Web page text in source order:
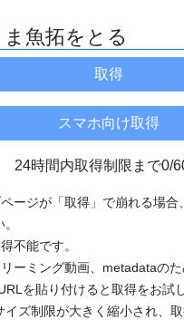
魚拓をとる
24時間内取得制限まで0/
ージが「取得」で崩れる場合
不能です。
ーミング動画、metadataの
を貼り付けると取得をお試
イズ制限が大きく縮小され、